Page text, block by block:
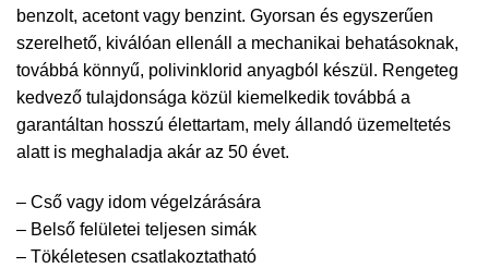
benzolt, acetont vagy benzint. Gyorsan és egyszerűen
szerelhető, kiválóan ellenáll a mechanikai behatásoknak,
továbbá könnyű, polivinklorid anyagból készül. Rengeteg
kedvező tulajdonsága közül kiemelkedik továbbá a
garantáltan hosszú élettartam, mely állandó üzemeltetés
alatt is meghaladja akár az 50 évet.
– Cső vagy idom végelzárására
– Belső felületei teljesen simák
– Tökéletesen csatlakoztatható